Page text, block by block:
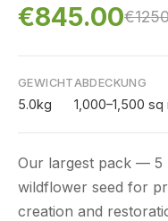
€845.00
GEWICHT
5.0kg
ABDECKUNG
1,000–1,500 sq
Our largest pack — 5
wildflower seed for
creation and